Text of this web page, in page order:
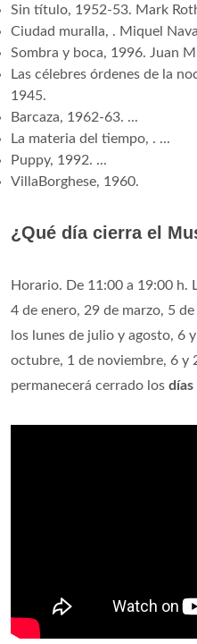
Sin título, 1952-53. Mark
Ciudad muralla, . Miquel
Sombra y boca, 1996. Juan
Las célebres órdenes de la
1945.
Barcaza, 1962-63. ...
La materia del tiempo, . ...
Puppy, 1992. ...
VillaBorghese, 1960.
¿Qué día cierra el
Horario. De 11:00 a 19:00 h.
4 de enero, 29 de marzo, 5
los lunes de julio y agosto, 6
octubre, 1 de noviembre, 6 y
permanecerá cerrado los días